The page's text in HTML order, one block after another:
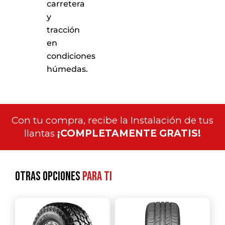
carretera
y
tracción
en
condiciones
húmedas.
Con tu compra, recibe la Instalación de tus
llantas ¡COMPLETAMENTE GRATIS!
Otras opcionespara ti